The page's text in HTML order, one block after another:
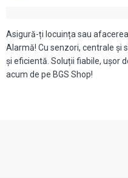
Asigură-ți locuința sau
Alarmă! Cu senzori, centrale și
și eficientă. Soluții fiabile, ușor
acum de pe BGS Shop!